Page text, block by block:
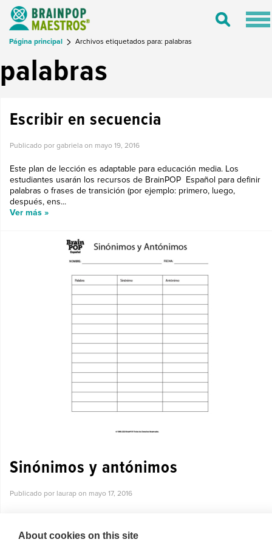
Toggle
Página principal Archivos etiquetados para: palabras
palabras
Escribir en secuencia
Publicado por gabriela on mayo 19, 2016
Este plan de lección es adaptable para educación media. Los
estudiantes usarán los recursos de BrainPOP Español para definir
palabras o frases de transición (por ejemplo: primero, luego,
después, ens...
Ver más »
Sinónimos y antónimos
Publicado por laurap on mayo 17, 2016
Ver más »
About cookies on this site